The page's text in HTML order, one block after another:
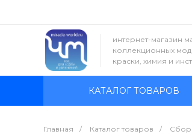
интернет-магазин
коллекционных
краски, химия и
КАТАЛОГ ТОВАРОВ
Главная / Каталог товаров /